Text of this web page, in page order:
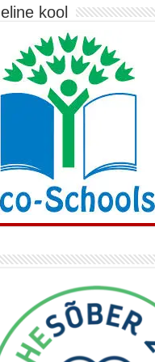
kool